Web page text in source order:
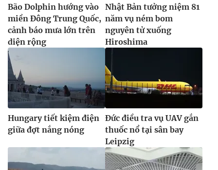
® Cấm sao chép dưới mọi hình thức nếu không có sự chấp
thuận bằng văn bản. Ghi rõ nguồn VTV.vn khi phát hành lại
thông tin từ website này.
Bão Dolphin hướng vào
miền Đông Trung Quốc,
cảnh báo mưa lớn trên
diện rộng
Nhật Bản tưởng niệm 81
năm vụ ném bom
nguyên tử xuống
Hiroshima
Hungary tiết kiệm điện
giữa đợt nắng nóng
Đức điều tra vụ UAV gắn
thuốc nổ tại sân bay
Leipzig